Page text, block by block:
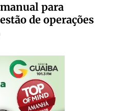
para
de operações